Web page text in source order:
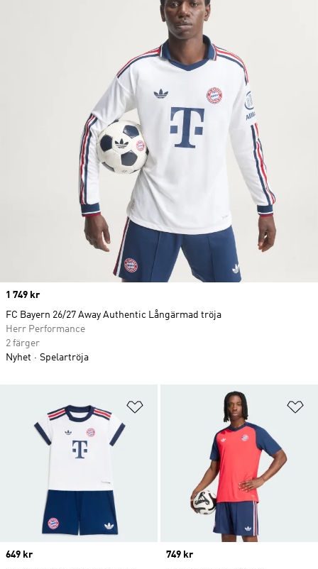
Lägg till på önskelistan
Price
649 kr
Price
749 kr
Price
1 749 kr
FC Bayern 26/27 Away Authentic Långärmad tröja
Herr Performance
2 färger
Nyhet
Spelartröja